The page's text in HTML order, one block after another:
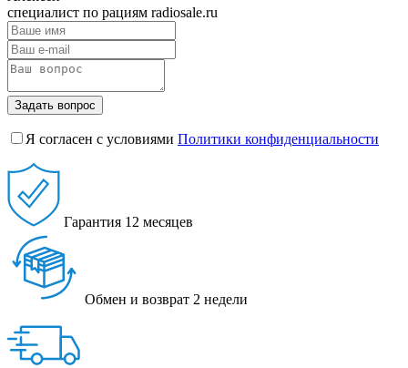
специалист по рациям radiosale.ru
Задать вопрос
Я согласен с условиями Политики конфиденциальности
Гарантия 12 месяцев
Обмен и возврат 2 недели